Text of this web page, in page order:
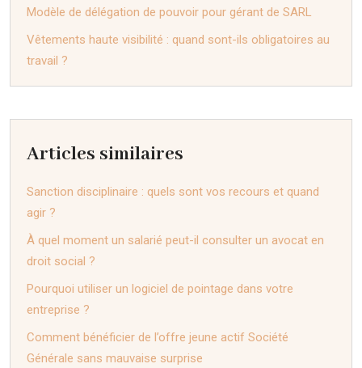
Modèle de délégation de pouvoir pour gérant de SARL
Vêtements haute visibilité : quand sont-ils obligatoires au
travail ?
Articles similaires
Sanction disciplinaire : quels sont vos recours et quand
agir ?
À quel moment un salarié peut-il consulter un avocat en
droit social ?
Pourquoi utiliser un logiciel de pointage dans votre
entreprise ?
Comment bénéficier de l’offre jeune actif Société
Générale sans mauvaise surprise